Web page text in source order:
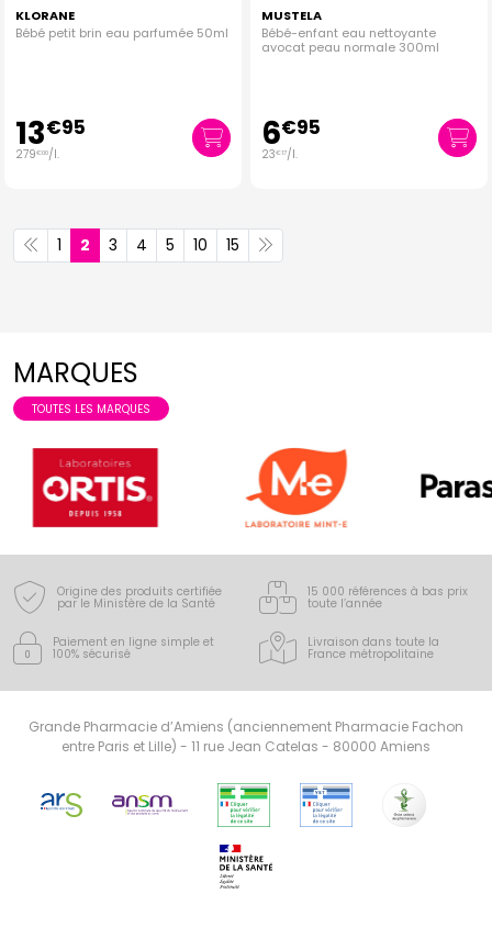
KLORANE
Bébé petit brin eau parfumée 50ml
13€95
279€00/l.
MUSTELA
Bébé-enfant eau nettoyante
avocat peau normale 300ml
6€95
23€ 17/l.
1 2 3 4 5 10 15
MARQUES
TOUTES LES MARQUES
Origine des produits certifiée
par le Ministère de la Santé
15 000 références à bas prix
toute l’année
Paiement en ligne simple et
100% sécurisé
Livraison dans toute la
France métropolitaine
Grande Pharmacie d’Amiens (anciennement Pharmacie Fachon
entre Paris et Lille) - 11 rue Jean Catelas - 80000 Amiens